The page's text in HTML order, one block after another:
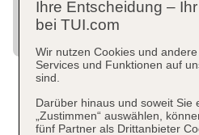
Ihre Entscheidung –
bei TUI.com
Wir nutzen Cookies und
Services und Funktionen auf
sind.
Darüber hinaus und soweit Sie
„Zustimmen“ auswählen,
fünf Partner als Drittanbieter